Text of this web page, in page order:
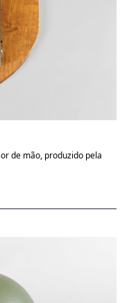
de mão, produzido pela